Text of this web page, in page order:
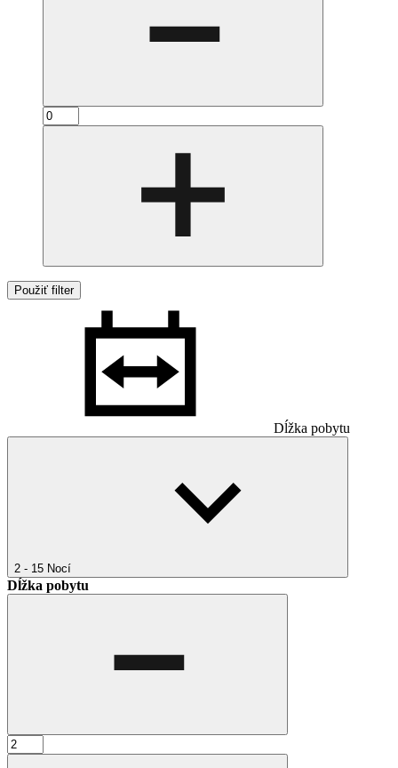
Použiť filter
Dĺžka pobytu
2 - 15 Nocí
Dĺžka pobytu